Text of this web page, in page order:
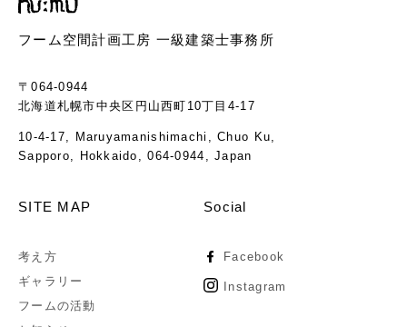
フーム空間計画工房 一級建築士事務所
〒064-0944
北海道札幌市中央区円山西町10丁目4-17
10-4-17, Maruyamanishimachi, Chuo Ku,
Sapporo, Hokkaido, 064-0944, Japan
SITE MAP
考え方
ギャラリー
フームの活動
Social
Facebook
Instagram